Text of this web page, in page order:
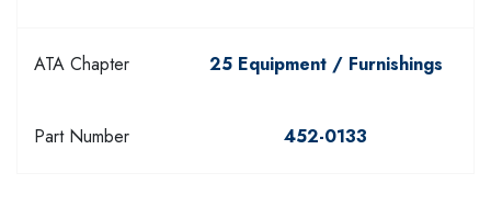
ATA Chapter 25 Equipment / Furnishings
Part Number 452-0133